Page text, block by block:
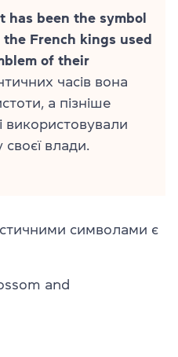
has been the symbol
French kings used
of their
часів вона
а пізніше
використовували
влади.
символами є
and